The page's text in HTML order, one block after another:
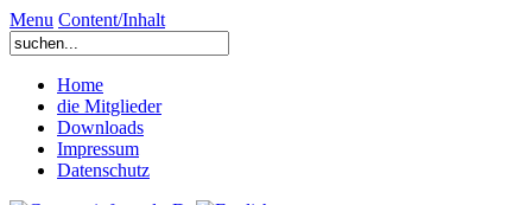
Menu Content/Inhalt
Home
die Mitglieder
Downloads
Impressum
Datenschutz